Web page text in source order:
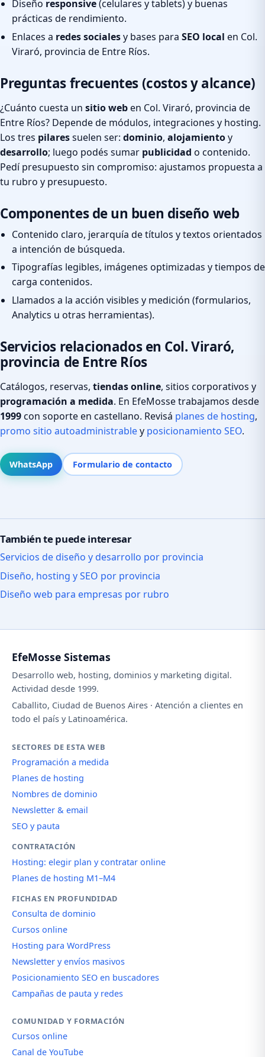
Diseño responsive(celulares y tablets) y buenas
prácticas de rendimiento.
Enlaces a redes socialesy bases para SEO local en Col.
Viraró, provincia de Entre Ríos.
Preguntas frecuentes (costos y alcance)
¿Cuánto cuesta un sitio weben Col. Viraró, provincia de
Entre Ríos? Depende de módulos, integraciones y hosting.
Los tres pilaressuelen ser: dominio, alojamientoy
desarrollo; luego podés sumar publicidad o contenido.
Pedí presupuesto sin compromiso: ajustamos propuesta a
tu rubro y presupuesto.
Componentes de un buen diseño web
Contenido claro, jerarquía de títulos y textos orientados
a intención de búsqueda.
Tipografías legibles, imágenes optimizadas y tiempos de
carga contenidos.
Llamados a la acción visibles y medición (formularios,
Analytics u otras herramientas).
Servicios relacionados en Col. Viraró,
provincia de Entre Ríos
Catálogos, reservas, tiendas online, sitios corporativos y
programación a medida. En EfeMosse trabajamos desde
1999con soporte en castellano. Revisá planes de hosting,
promo sitio autoadministrabley posicionamiento SEO.
WhatsApp Formulario de contacto
También te puede interesar
Servicios de diseño y desarrollo por provincia
Diseño, hosting y SEO por provincia
Diseño web para empresas por rubro
EfeMosse Sistemas
Desarrollo web, hosting, dominios y marketing digital.
Actividad desde 1999.
Caballito, Ciudad de Buenos Aires · Atención a clientes en
todo el país y Latinoamérica.
SECTORES DE ESTA WEB
Programación a medida
Planes de hosting
Nombres de dominio
Newsletter & email
SEO y pauta
CONTRATACIÓN
Hosting: elegir plan y contratar online
Planes de hosting M1–M4
FICHAS EN PROFUNDIDAD
Consulta de dominio
Cursos online
Hosting para WordPress
Newsletter y envíos masivos
Posicionamiento SEO en buscadores
Campañas de pauta y redes
COMUNIDAD Y FORMACIÓN
Cursos online
Canal de YouTube